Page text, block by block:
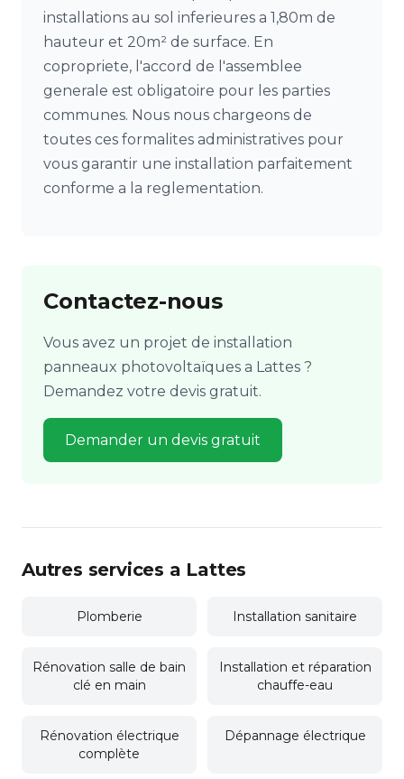
installations au sol inferieures a 1,80m de
hauteur et 20m² de surface. En
copropriete, l'accord de l'assemblee
generale est obligatoire pour les parties
communes. Nous nous chargeons de
toutes ces formalites administratives pour
vous garantir une installation parfaitement
conforme a la reglementation.
Contactez-nous
Vous avez un projet de installation
panneaux photovoltaïques a Lattes ?
Demandez votre devis gratuit.
Demander un devis gratuit
Autres services a Lattes
Plomberie Installation sanitaire
Rénovation salle de bain
clé en main
Installation et réparation
chauffe-eau
Rénovation électrique
complète
Dépannage électrique